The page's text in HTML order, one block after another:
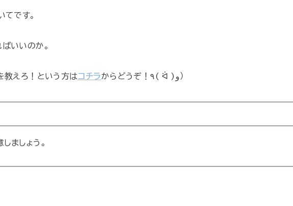
てです。
いいのか。
教えろ！という方はコチラ からどうぞ！٩( ᐛ )و）
ましょう。